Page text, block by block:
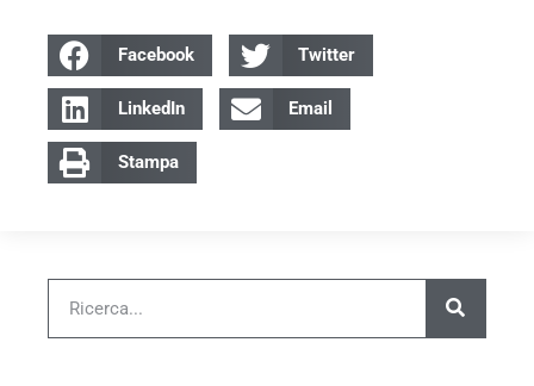
Facebook Twitter
LinkedIn Email
Stampa